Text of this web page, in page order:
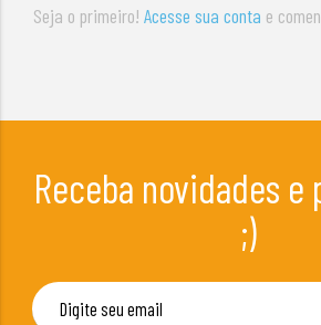
Seja o primeiro!Acesse sua conta e
Receba novidades e
;)